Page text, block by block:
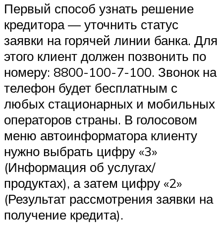
Первый способ узнать решение
кредитора — уточнить статус
заявки на горячей линии банка. Для
этого клиент должен позвонить по
номеру: 8800-100-7-100. Звонок на
телефон будет бесплатным с
любых стационарных и мобильных
операторов страны. В голосовом
меню автоинформатора клиенту
нужно выбрать цифру «3»
(Информация об услугах/
продуктах), а затем цифру «2»
(Результат рассмотрения заявки на
получение кредита).